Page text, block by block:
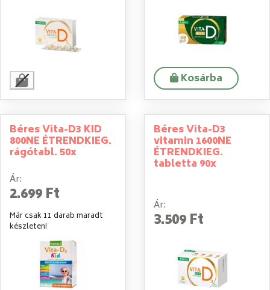
Kosárba
Béres Vita-D3 KID
800NE ÉTRENDKIEG.
rágótabl. 50x
Ár:
2.699 Ft
Már csak 11 darab maradt
készleten!
Béres Vita-D3
vitamin 1600NE
ÉTRENDKIEG.
tabletta 90x
Ár:
3.509 Ft